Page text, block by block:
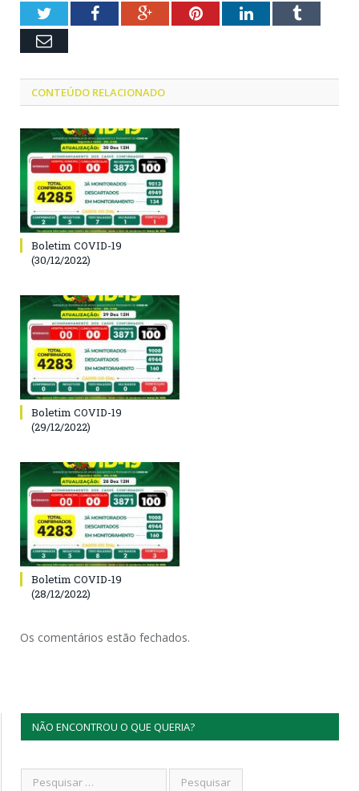
TwitterFacebookGoogle+PinterestLinkedInTumblr
Email
CONTEÚDO RELACIONADO
Boletim COVID-19
(30/12/2022)
Boletim COVID-19
(29/12/2022)
Boletim COVID-19
(28/12/2022)
Os comentários estão fechados.
NÃO ENCONTROU O QUE QUERIA?